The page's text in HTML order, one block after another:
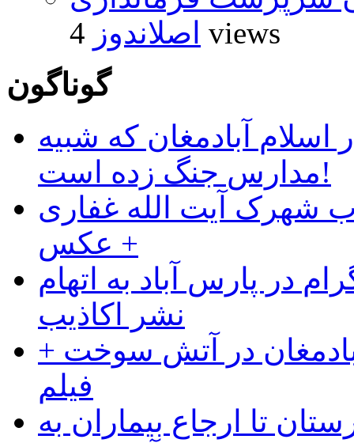
اصلاندوز 4 views
گوناگون
آبادمغان که شبیه
مدارس جنگ زده است!
شهرک آیت الله غفاری
+ عکس
در پارس آباد به اتهام
نشر اکاذیب
در آتش سوخت +
فیلم
تا ارجاع بیماران به